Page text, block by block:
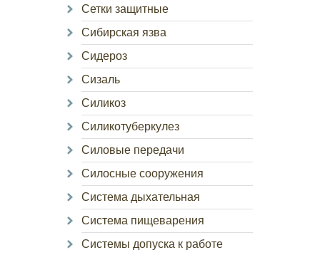
Сетки защитные
Сибирская язва
Сидероз
Сизаль
Силикоз
Силикотуберкулез
Силовые передачи
Силосные сооружения
Система дыхательная
Система пищеварения
Системы допуска к работе